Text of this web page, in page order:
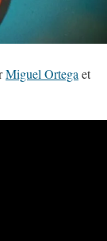
Miguel Ortega et